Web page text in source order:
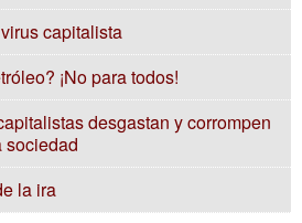
capitalista
¡No para todos!
desgastan y corrompen
sociedad
la ira